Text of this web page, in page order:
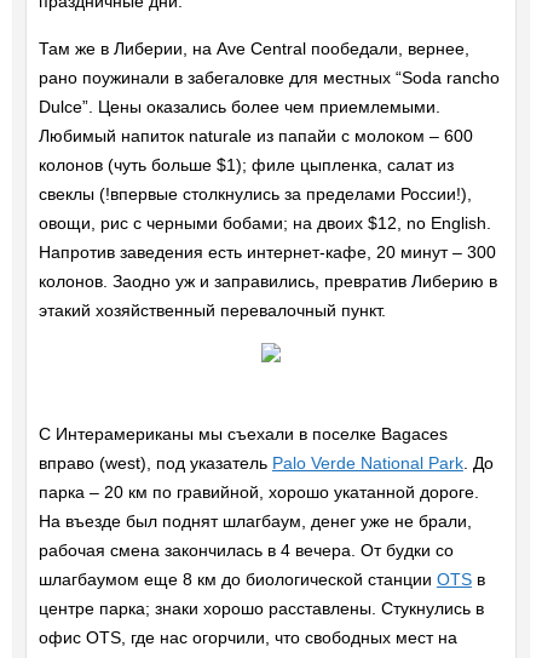
Там же в Либерии, на Ave Central пообедали, вернее,
рано поужинали в забегаловке для местных “Soda rancho
Dulce”. Цены оказались более чем приемлемыми.
Любимый напиток naturale из папайи с молоком – 600
колонов (чуть больше $1); филе цыпленка, салат из
свеклы (!впервые столкнулись за пределами России!),
овощи, рис с черными бобами; на двоих $12, no English.
Напротив заведения есть интернет-кафе, 20 минут – 300
колонов. Заодно уж и заправились, превратив Либерию в
этакий хозяйственный перевалочный пункт.
С Интерамериканы мы съехали в поселке Bagaces
вправо (west), под указатель Palo Verde National Park. До
парка – 20 км по гравийной, хорошо укатанной дороге.
На въезде был поднят шлагбаум, денег уже не брали,
рабочая смена закончилась в 4 вечера. От будки со
шлагбаумом еще 8 км до биологической станции OTSв
центре парка; знаки хорошо расставлены. Стукнулись в
офис OTS, где нас огорчили, что свободных мест на